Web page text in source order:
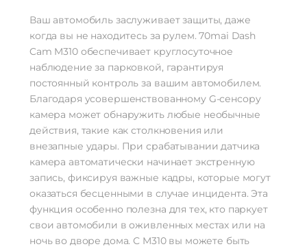
Ваш автомобиль заслуживает защиты, даже
когда вы не находитесь за рулем. 70mai Dash
Cam M310 обеспечивает круглосуточное
наблюдение за парковкой, гарантируя
постоянный контроль за вашим автомобилем.
Благодаря усовершенствованному G-сенсору
камера может обнаружить любые необычные
действия, такие как столкновения или
внезапные удары. При срабатывании датчика
камера автоматически начинает экстренную
запись, фиксируя важные кадры, которые могут
оказаться бесценными в случае инцидента. Эта
функция особенно полезна для тех, кто паркует
свои автомобили в оживленных местах или на
ночь во дворе дома. С M310 вы можете быть